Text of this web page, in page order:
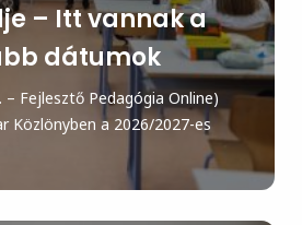
– Itt vannak a
dátumok
– Fejlesztő Pedagógia Online)
Közlönyben a 2026/2027-es